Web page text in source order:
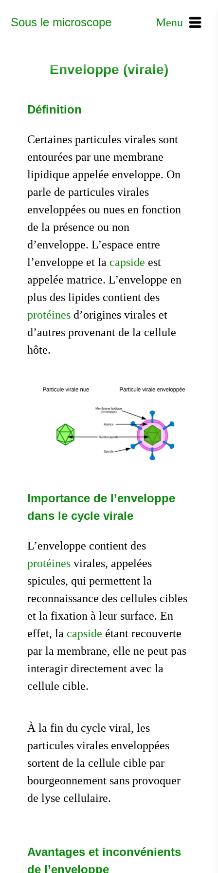
Sous le microscope Menu
Enveloppe (virale)
Définition
Certaines particules virales sont
entourées par une membrane
lipidique appelée enveloppe. On
parle de particules virales
enveloppées ou nues en fonction
de la présence ou non
d’enveloppe. L’espace entre
l’enveloppe et la capside est
appelée matrice. L’enveloppe en
plus des lipides contient des
protéines d’origines virales et
d’autres provenant de la cellule
hôte.
Importance de l’enveloppe
dans le cycle virale
L’enveloppe contient des
protéines virales, appelées
spicules, qui permettent la
reconnaissance des cellules cibles
et la fixation à leur surface. En
effet, la capside étant recouverte
par la membrane, elle ne peut pas
interagir directement avec la
cellule cible.
À la fin du cycle viral, les
particules virales enveloppées
sortent de la cellule cible par
bourgeonnement sans provoquer
de lyse cellulaire.
Avantages et inconvénients
de l’enveloppe